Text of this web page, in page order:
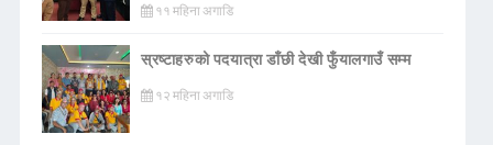
११ महिना अगाडि
स्रष्टाहरुको पदयात्रा डाँछी देखी फुँयालगाउँ सम्म
१२ महिना अगाडि